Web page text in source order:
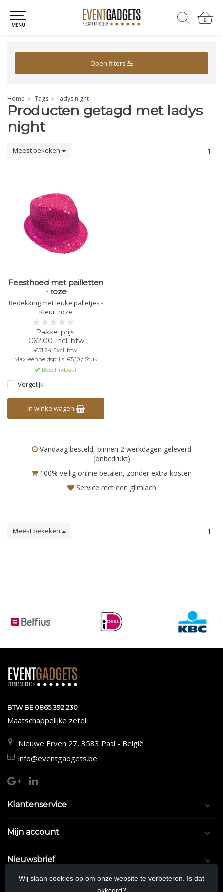
0
0
MENU
Open filters
Home Tags ladys night
Producten getagd met ladys
night
Meest bekeken 1
Feesthoed met pailletten
- roze
Bedekking met leuke palletjes -
Kleur: roze
€62,00 Incl. btw
€51,24 Excl. btw
Max. eenheidsprijs: €5,10 / Stuk
Beschikbaar
Vergelijk
In winkelwagen
Vandaag besteld, binnen 2 werkdagen geleverd
(onbedrukt)
100% veilig online betalen, zonder extra kosten
Service met een glimlach
Meest bekeken 1
BTW BE 0865.392.230
Maatschappelijke zetel:
Nieuwe Erven 27, 3583 Paal - België
info@eventgadgets.be
Klantenservice
Mijn account
Nieuwsbrief
Wij slaan cookies op om onze website te verbeteren. Is dat
akkoord?